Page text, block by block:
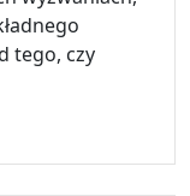
tego, czy